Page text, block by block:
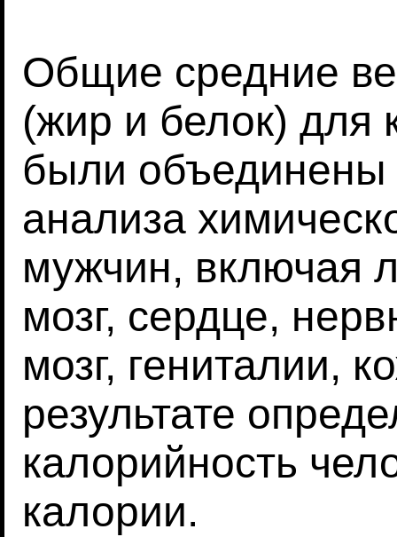
Общие средние
(жир и белок) для
были объединены
анализа
мужчин, включая
мозг, сердце,
мозг, гениталии,
результате
калорийность
калории.